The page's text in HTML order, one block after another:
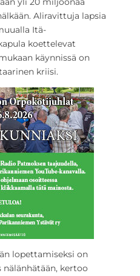
Aliravittuja lapsia
Itä-
koettelevat
käynnissä on
kriisi.
lopettamiseksi on
nälänhätään, kertoo